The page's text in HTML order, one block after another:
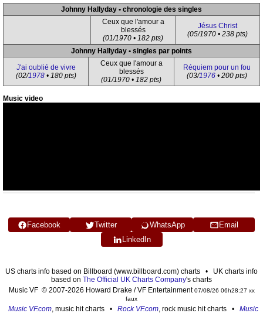
Johnny Hallyday • chronologie des singles
Ceux que l'amour a
blessés
(01/1970 • 182 pts)
Jésus Christ
(05/1970 • 238 pts)
Johnny Hallyday • singles par points
J'ai oublié de vivre
(02/1978• 180 pts)
Ceux que l'amour a
blessés
(01/1970 • 182 pts)
Réquiem pour un fou
(03/1976 • 200 pts)
Music video
Facebook Twitter WhatsApp
Email
LinkedIn
US charts info based on Billboard (www.billboard.com) charts • UK charts info
based on The Official UK Charts Company's charts
Music VF © 2007-2026 Howard Drake / VF Entertainment07/08/26 06h28:27 xx
faux
Music VF.com, music hit charts • Rock VF.com, rock music hit charts • Music